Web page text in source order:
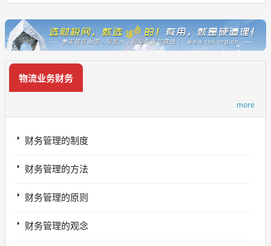
物流业务财务
more
财务管理的制度
财务管理的方法
财务管理的原则
财务管理的观念